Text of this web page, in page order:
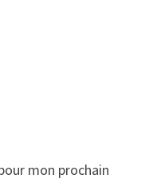
mon prochain